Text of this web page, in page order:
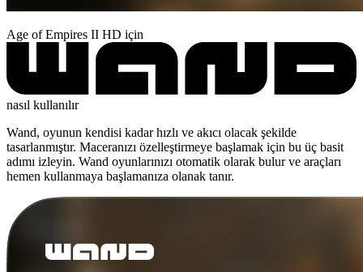
Age of Empires II HD için
nasıl kullanılır
Wand, oyunun kendisi kadar hızlı ve akıcı olacak şekilde
tasarlanmıştır. Maceranızı özelleştirmeye başlamak için bu üç basit
adımı izleyin. Wand oyunlarınızı otomatik olarak bulur ve araçları
hemen kullanmaya başlamanıza olanak tanır.